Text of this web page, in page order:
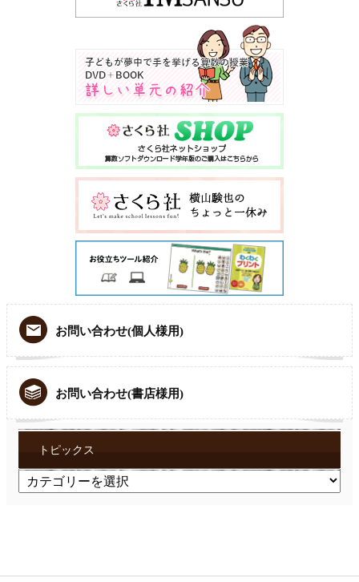
お問い合わせ(個人様用)
お問い合わせ(書店様用)
トピックス
ト